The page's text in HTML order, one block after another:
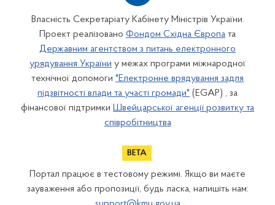
Власність Секретаріату Кабінету Міністрів України.
Проект реалізовано Фондом Східна Європа та
Державним агентством з питань електронного
урядування України у межах програми міжнародної
технічної допомоги "Електронне врядування задля
підзвітності влади та участі громади" (EGAP) , за
фінансової підтримки Швейцарської агенції розвитку та
співробітництва
Портал працює в тестовому режимі. Якщо ви маєте
зауваження або пропозиції, будь ласка, напишіть нам: